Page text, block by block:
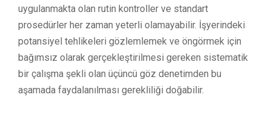
uygulanmakta olan rutin kontroller ve standart
prosedürler her zaman yeterli olamayabilir. İşyerindeki
potansiyel tehlikeleri gözlemlemek ve öngörmek için
bağımsız olarak gerçekleştirilmesi gereken sistematik
bir çalışma şekli olan üçüncü göz denetimden bu
aşamada faydalanılması gerekliliği doğabilir.